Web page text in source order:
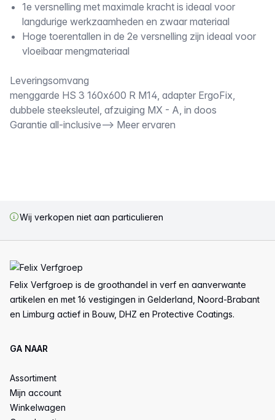
1e versnelling met maximale kracht is ideaal voor
langdurige werkzaamheden en zwaar materiaal
Hoge toerentallen in de 2e versnelling zijn ideaal voor
vloeibaar mengmateriaal
Leveringsomvang
menggarde HS 3 160x600 R M14, adapter ErgoFix,
dubbele steeksleutel, afzuiging MX - A, in doos
Garantie all-inclusive--> Meer ervaren
Wij verkopen niet aan particulieren
Felix Verfgroep is de groothandel in verf en aanverwante
artikelen en met 16 vestigingen in Gelderland, Noord-Brabant
en Limburg actief in Bouw, DHZ en Protective Coatings.
GA NAAR
Assortiment
Mijn account
Winkelwagen